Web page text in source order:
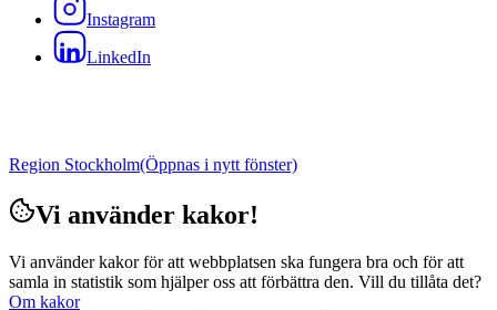
Instagram
LinkedIn
Region Stockholm(Öppnas i nytt fönster)
Vi använder kakor!
Vi använder kakor för att webbplatsen ska fungera bra och för att
samla in statistik som hjälper oss att förbättra den. Vill du tillåta det?
Om kakor